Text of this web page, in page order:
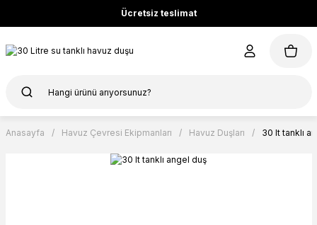
Ücretsiz teslimat
Anasayfa Havuz Çevresi Ekipmanları Havuz Duşları 30 lt tanklı